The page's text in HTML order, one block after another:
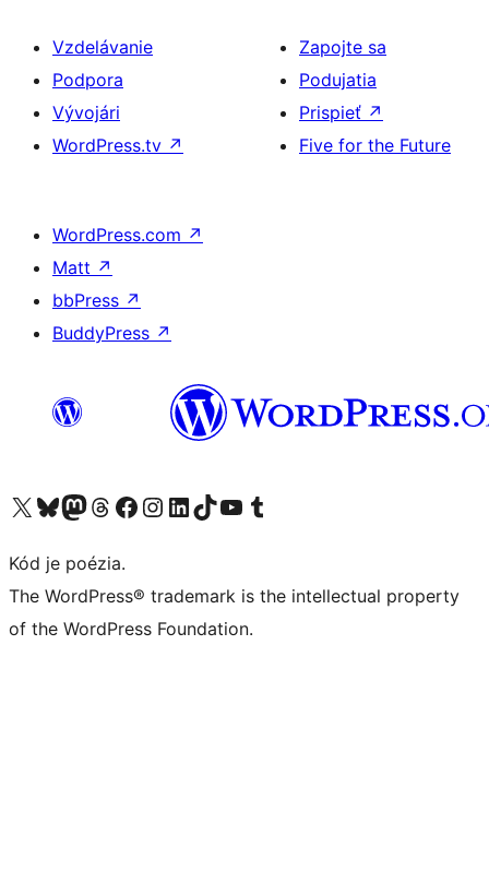
Vzdelávanie
Podpora
Vývojári
WordPress.tv ↗
Zapojte sa
Podujatia
Prispieť ↗
Five for the Future
WordPress.com ↗
Matt ↗
bbPress ↗
BuddyPress ↗
Navštívte náš účet na X (predtým Twitter)
Navštívte náš účet na platforme Bluesky
Navštívte náš účet na Mastodone
Navštívte náš účet na platforme Threads
Navštívte našu stránku na Facebooku
Navštívte náš účet Instagram
Navštívte náš účet LinkedIn
Navštívte náš účet na platforme TikTok
Navštívte náš kanál YouTube
Navštívte náš účet na platforme Tumblr
Kód je poézia.
The WordPress® trademark is the intellectual property
of the WordPress Foundation.